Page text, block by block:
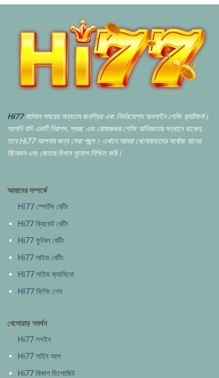
Hi77বর্তমান সময়ের অন্যতম জনপ্রিয় এবং নির্ভরযোগ্য অনলাইন গেমিং প্ল্যাটফর্ম।
আপনি যদি একটি নিরাপদ, স্বচ্ছ এবং রোমাঞ্চকর গেমিং অভিজ্ঞতার সন্ধানে থাকেন,
তবে Hi77 আপনার জন্য সেরা পছন্দ। এখানে আমরা খেলোয়াড়দের সর্বোচ্চ মানের
বিনোদন এবং জেতার বিশাল সুযোগ নিশ্চিত করি।
আমাদের সম্পর্কে
HI77 স্পোর্টস বেটিং
Hi77 ক্রিকেট বেটিং
Hi77 ফুটবল বেটিং
Hi77 লাইভ বেটিং
HI77 লাইভ ক্যাসিনো
HI77 ফিশিং গেম
খেলোয়াড় সমর্থন
Hi77 লগইন
Hi77 সাইন আপ
Hi77 বিকাশ ডিপোজিট